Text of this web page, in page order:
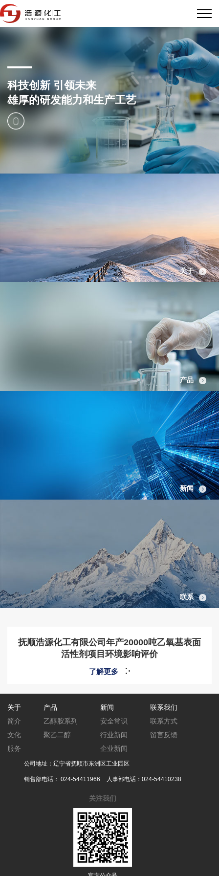
科技创新 引领未来
雄厚的研发能力和生产工艺
关于
产品
新闻
联系
抚顺浩源化工有限公司年产20000吨乙氧基表面
活性剂项目环境影响评价
了解更多
关于
简介
文化
服务
产品
乙醇胺系列
聚乙二醇
新闻
安全常识
行业新闻
企业新闻
联系我们
联系方式
留言反馈
公司地址：辽宁省抚顺市东洲区工业园区
销售部电话： 024-54411966 人事部电话： 024-54410238
关注我们